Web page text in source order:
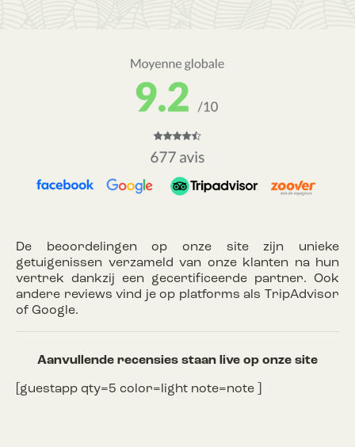
De beoordelingen op onze site zijn unieke
getuigenissen verzameld van onze klanten na hun
vertrek dankzij een gecertificeerde partner. Ook
andere reviews vind je op platforms als TripAdvisor
of Google.
Aanvullende recensies staan ​​live op onze site
[guestapp qty=5 color=light note=note ]